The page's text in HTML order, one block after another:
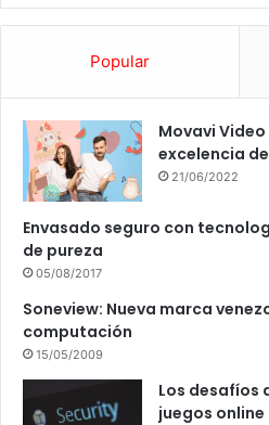
Popular
Movavi
excelencia
21/06/2022
Envasado seguro con
de pureza
05/08/2017
Soneview: Nueva marca
computación
15/05/2009
Los desafíos
juegos online